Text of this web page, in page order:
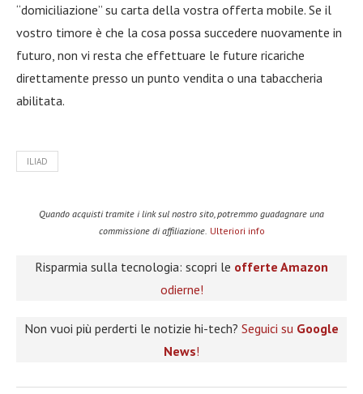
“domiciliazione” su carta della vostra offerta mobile. Se il
vostro timore è che la cosa possa succedere nuovamente in
futuro, non vi resta che effettuare le future ricariche
direttamente presso un punto vendita o una tabaccheria
abilitata.
ILIAD
Quando acquisti tramite i link sul nostro sito, potremmo guadagnare una
commissione di affiliazione. Ulteriori info
Risparmia sulla tecnologia: scopri le offerte Amazon
odierne!
Non vuoi più perderti le notizie hi-tech? Seguici su Google
News!